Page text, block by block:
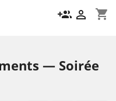
shopping_cart
group_add 
— Soirée